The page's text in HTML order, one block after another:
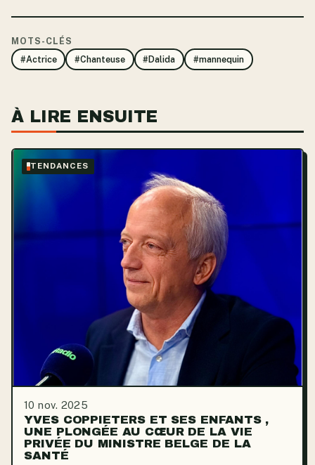
MOTS-CLÉS
#Actrice
#Chanteuse #Dalida #mannequin
À LIRE ENSUITE
TENDANCES
10 nov. 2025
YVES COPPIETERS ET SES ENFANTS ,
UNE PLONGÉE AU CŒUR DE LA VIE
PRIVÉE DU MINISTRE BELGE DE LA
SANTÉ